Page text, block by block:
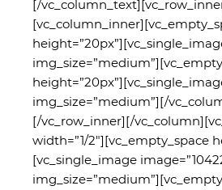
[/
img_size=”medium”][/
[/vc_row_inner][/
width=”1/2″][vc_empty_space
[vc_single_image